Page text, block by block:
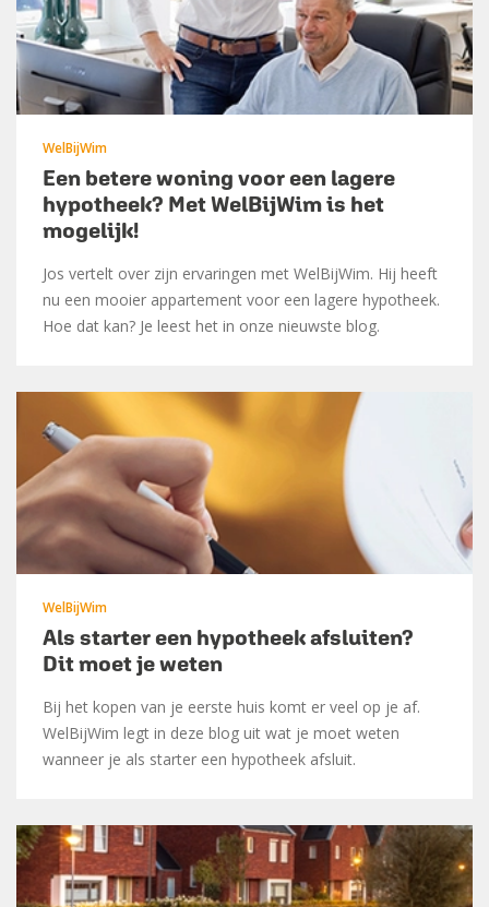
WelBijWim
Een betere woning voor een lagere
hypotheek? Met WelBijWim is het
mogelijk!
Jos vertelt over zijn ervaringen met WelBijWim. Hij heeft
nu een mooier appartement voor een lagere hypotheek.
Hoe dat kan? Je leest het in onze nieuwste blog.
WelBijWim
Als starter een hypotheek afsluiten?
Dit moet je weten
Bij het kopen van je eerste huis komt er veel op je af.
WelBijWim legt in deze blog uit wat je moet weten
wanneer je als starter een hypotheek afsluit.